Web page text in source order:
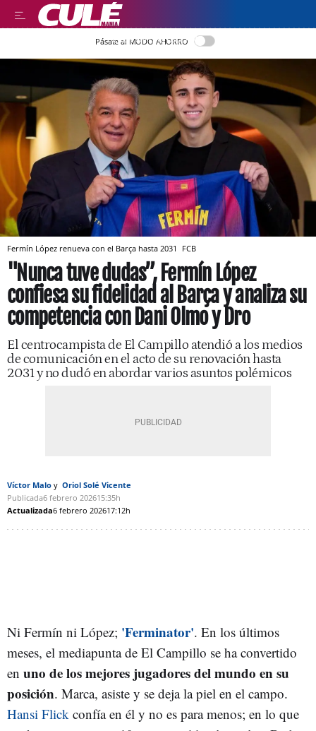
LEER EN CASTELLANO
Pásate al MODO AHORRO
Fermín López renueva con el Barça hasta 2031 FCB
"Nunca tuve dudas”, Fermín López
confiesa su fidelidad al Barça y analiza su
competencia con Dani Olmo y Dro
El centrocampista de El Campillo atendió a los medios
de comunicación en el acto de su renovación hasta
2031 y no dudó en abordar varios asuntos polémicos
Víctor Malo
Oriol Solé Vicente
Publicada6 febrero 202615:35h
Actualizada6 febrero 202617:12h
Ni Fermín ni López; 'Ferminator'. En los últimos
meses, el mediapunta de El Campillo se ha convertido
en uno de los mejores jugadores del mundo en su
posición. Marca, asiste y se deja la piel en el campo.
Hansi Flick confía en él y no es para menos; en lo que